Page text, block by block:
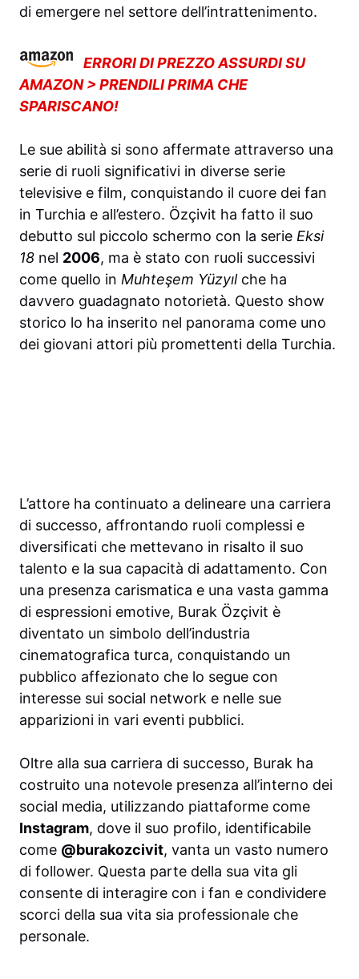
di emergere nel settore dell’intrattenimento.
ERRORI DI PREZZO ASSURDI SU
AMAZON > PRENDILI PRIMA CHE
SPARISCANO!
Le sue abilità si sono affermate attraverso una
serie di ruoli significativi in diverse serie
televisive e film, conquistando il cuore dei fan
in Turchia e all’estero. Özçivit ha fatto il suo
debutto sul piccolo schermo con la serie Eksi
18 nel 2006, ma è stato con ruoli successivi
come quello in Muhteşem Yüzyılche ha
davvero guadagnato notorietà. Questo show
storico lo ha inserito nel panorama come uno
dei giovani attori più promettenti della Turchia.
L’attore ha continuato a delineare una carriera
di successo, affrontando ruoli complessi e
diversificati che mettevano in risalto il suo
talento e la sua capacità di adattamento. Con
una presenza carismatica e una vasta gamma
di espressioni emotive, Burak Özçivit è
diventato un simbolo dell’industria
cinematografica turca, conquistando un
pubblico affezionato che lo segue con
interesse sui social network e nelle sue
apparizioni in vari eventi pubblici.
Oltre alla sua carriera di successo, Burak ha
costruito una notevole presenza all’interno dei
social media, utilizzando piattaforme come
Instagram, dove il suo profilo, identificabile
come @burakozcivit, vanta un vasto numero
di follower. Questa parte della sua vita gli
consente di interagire con i fan e condividere
scorci della sua vita sia professionale che
personale.